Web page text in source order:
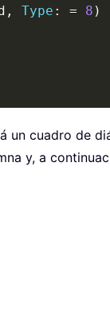
, Type : = 8 )
un cuadro de
y, a